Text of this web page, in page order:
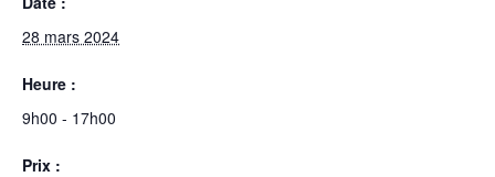
28 mars 2024
Heure :
9h00 - 17h00
Prix :